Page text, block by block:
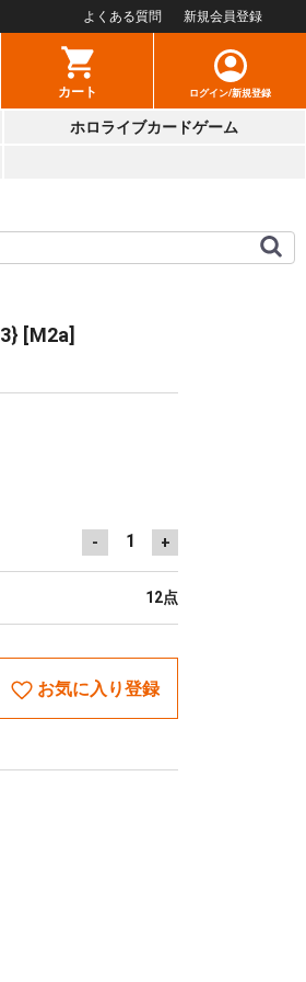
よくある質問 新規会員登録
カート ログイン/新規登録
ホロライブカードゲーム
[M2a]
- 1 +
12点
お気に入り登録